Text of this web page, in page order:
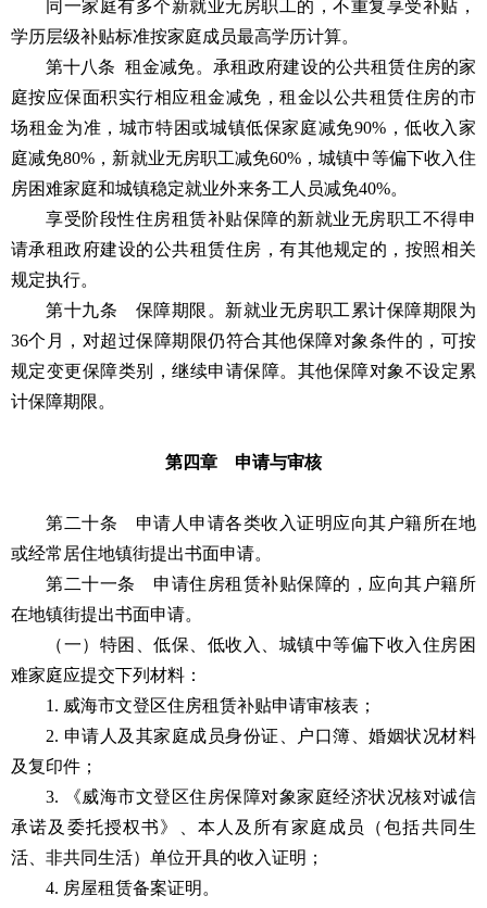
同一家庭有多个新就业无房职工的，不重复享受补贴，
学历层级补贴标准按家庭成员最高学历计算。
第十八条 租金减免。承租政府建设的公共租赁住房的家
庭按应保面积实行相应租金减免，租金以公共租赁住房的市
场租金为准，城市特困或城镇低保家庭减免90%，低收入家
庭减免80%，新就业无房职工减免60%，城镇中等偏下收入住
房困难家庭和城镇稳定就业外来务工人员减免40%。
享受阶段性住房租赁补贴保障的新就业无房职工不得申
请承租政府建设的公共租赁住房，有其他规定的，按照相关
规定执行。
第十九条 保障期限。新就业无房职工累计保障期限为
36个月，对超过保障期限仍符合其他保障对象条件的，可按
规定变更保障类别，继续申请保障。其他保障对象不设定累
计保障期限。
第四章 申请与审核
第二十条 申请人申请各类收入证明应向其户籍所在地
或经常居住地镇街提出书面申请。
第二十一条 申请住房租赁补贴保障的，应向其户籍所
在地镇街提出书面申请。
（一）特困、低保、低收入、城镇中等偏下收入住房困
难家庭应提交下列材料：
1. 威海市文登区住房租赁补贴申请审核表；
2. 申请人及其家庭成员身份证、户口簿、婚姻状况材料
及复印件；
3. 《威海市文登区住房保障对象家庭经济状况核对诚信
承诺及委托授权书》、本人及所有家庭成员（包括共同生
活、非共同生活）单位开具的收入证明；
4. 房屋租赁备案证明。